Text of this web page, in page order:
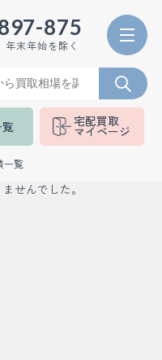
875
年末年始を除く
宅配買取
マイページ
一覧
せんでした。